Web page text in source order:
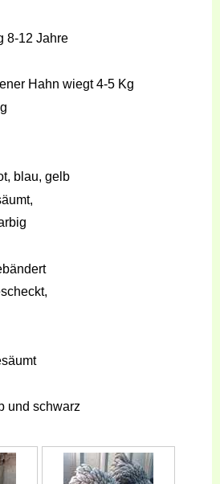
8-12 Jahre
Hahn wiegt 4-5 Kg
blau, gelb
und schwarz